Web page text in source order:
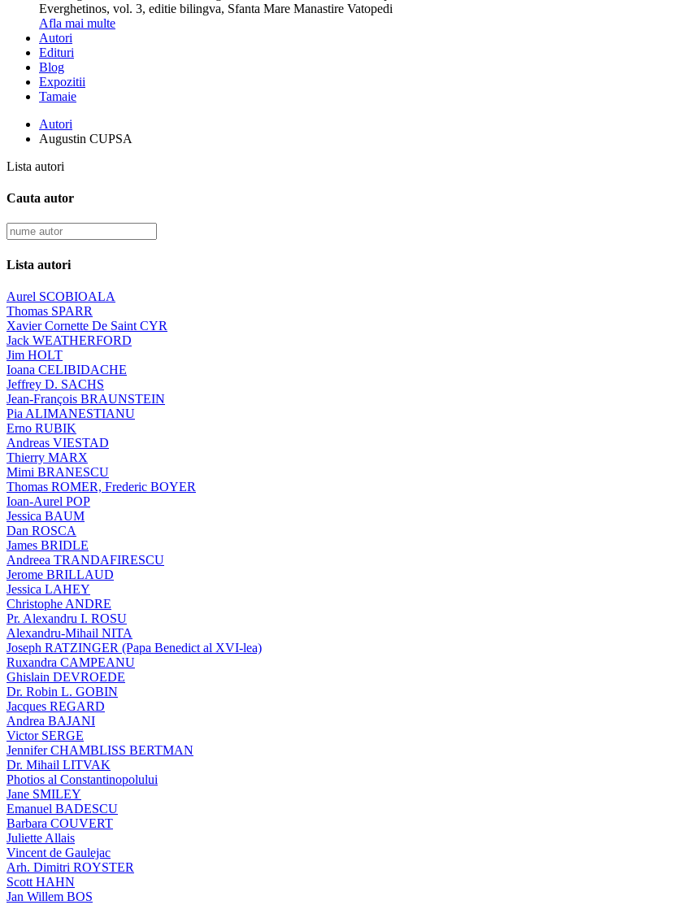
Everghetinos, vol. 3, editie bilingva, Sfanta Mare Manastire Vatopedi
Afla mai multe
Autori
Edituri
Blog
Expozitii
Tamaie
Autori
Augustin CUPSA
Lista autori
Cauta autor
Lista autori
Aurel SCOBIOALA
Thomas SPARR
Xavier Cornette De Saint CYR
Jack WEATHERFORD
Jim HOLT
Ioana CELIBIDACHE
Jeffrey D. SACHS
Jean-François BRAUNSTEIN
Pia ALIMANESTIANU
Erno RUBIK
Andreas VIESTAD
Thierry MARX
Mimi BRANESCU
Thomas ROMER, Frederic BOYER
Ioan-Aurel POP
Jessica BAUM
Dan ROSCA
James BRIDLE
Andreea TRANDAFIRESCU
Jerome BRILLAUD
Jessica LAHEY
Christophe ANDRE
Pr. Alexandru I. ROSU
Alexandru-Mihail NITA
Joseph RATZINGER (Papa Benedict al XVI-lea)
Ruxandra CAMPEANU
Ghislain DEVROEDE
Dr. Robin L. GOBIN
Jacques REGARD
Andrea BAJANI
Victor SERGE
Jennifer CHAMBLISS BERTMAN
Dr. Mihail LITVAK
Photios al Constantinopolului
Jane SMILEY
Emanuel BADESCU
Barbara COUVERT
Juliette Allais
Vincent de Gaulejac
Arh. Dimitri ROYSTER
Scott HAHN
Jan Willem BOS